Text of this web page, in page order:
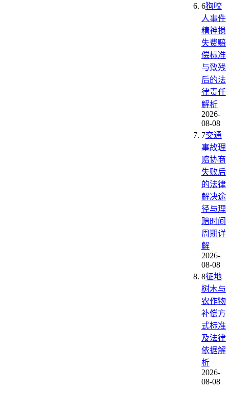
6狗咬
人事件
精神损
失费赔
偿标准
与致残
后的法
律责任
解析
2026-
08-08
7交通
事故理
赔协商
失败后
的法律
解决途
径与理
赔时间
周期详
解
2026-
08-08
8征地
树木与
农作物
补偿方
式标准
及法律
依据解
析
2026-
08-08